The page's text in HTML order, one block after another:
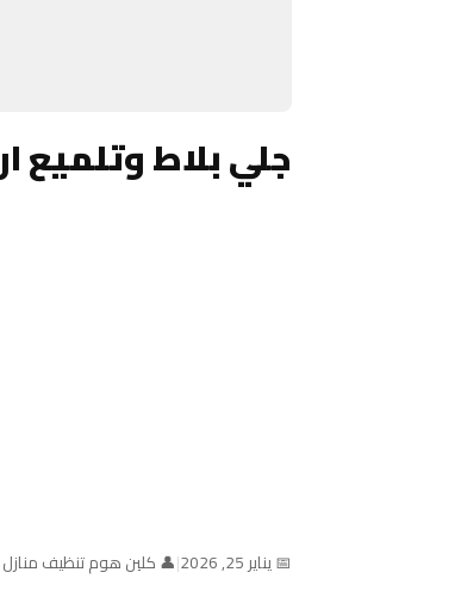
جلي بلاط وتلميع
📅 يناير 25, 2026 |👤 كلين هوم تنظيف منازل